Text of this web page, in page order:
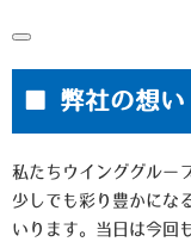
■ 弊社の想い
私たちウインググルー
少しでも彩り豊かにな
いります。当日は今回